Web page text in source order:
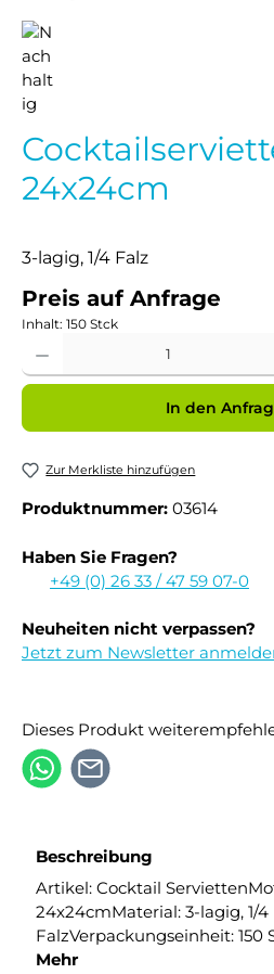
24x24cm
3-lagig, 1/4 Falz
Preis auf Anfrage
Inhalt: 150 Stck
In den
Zur Merkliste hinzufügen
Produktnummer: 03614
Haben Sie Fragen?
+49 (0) 26 33 / 47 59 07-0
Neuheiten nicht verpassen?
Jetzt zum Newsletter
Dieses Produkt
Beschreibung
Artikel: Cocktail
24x24cmMaterial: 3-lagig, 1/4
FalzVerpackungseinheit: 150
Mehr